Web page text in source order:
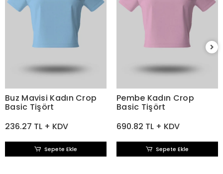
Buz Mavisi Kadın Crop
Basic Tişört
236.27 TL + KDV
Sepete Ekle
Pembe Kadın Crop
Basic Tişört
690.82 TL + KDV
Sepete Ekle